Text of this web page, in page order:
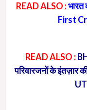
READ ALSO :भारत
First
READ ALSO :
परिवारजनों के